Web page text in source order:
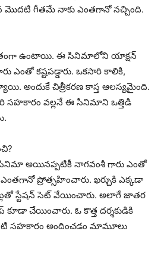
మొదటి గీతమే నాకు ఎంతగానో నచ్చింది.
ఉంటాయి. ఈ సినిమాలోని యాక్షన్
ఎంతో కష్టపడ్డారు. ఒకసారి కాలికి,
చిత్రీకరణ కాస్త ఆలస్యమైంది.
సహకారం వల్లనే ఈ సినిమాని ఒత్తిడి
అయినప్పటికీ నాగవంశీ గారు ఎంతో
ప్రోత్సహించారు. ఖర్చుకి ఎక్కడా
స్టేషన్ సెట్ వేయించారు. అలాగే జాతర
చేయించారు. ఓ కొత్త దర్శకుడికి
సహకారం అందించడం మామూలు